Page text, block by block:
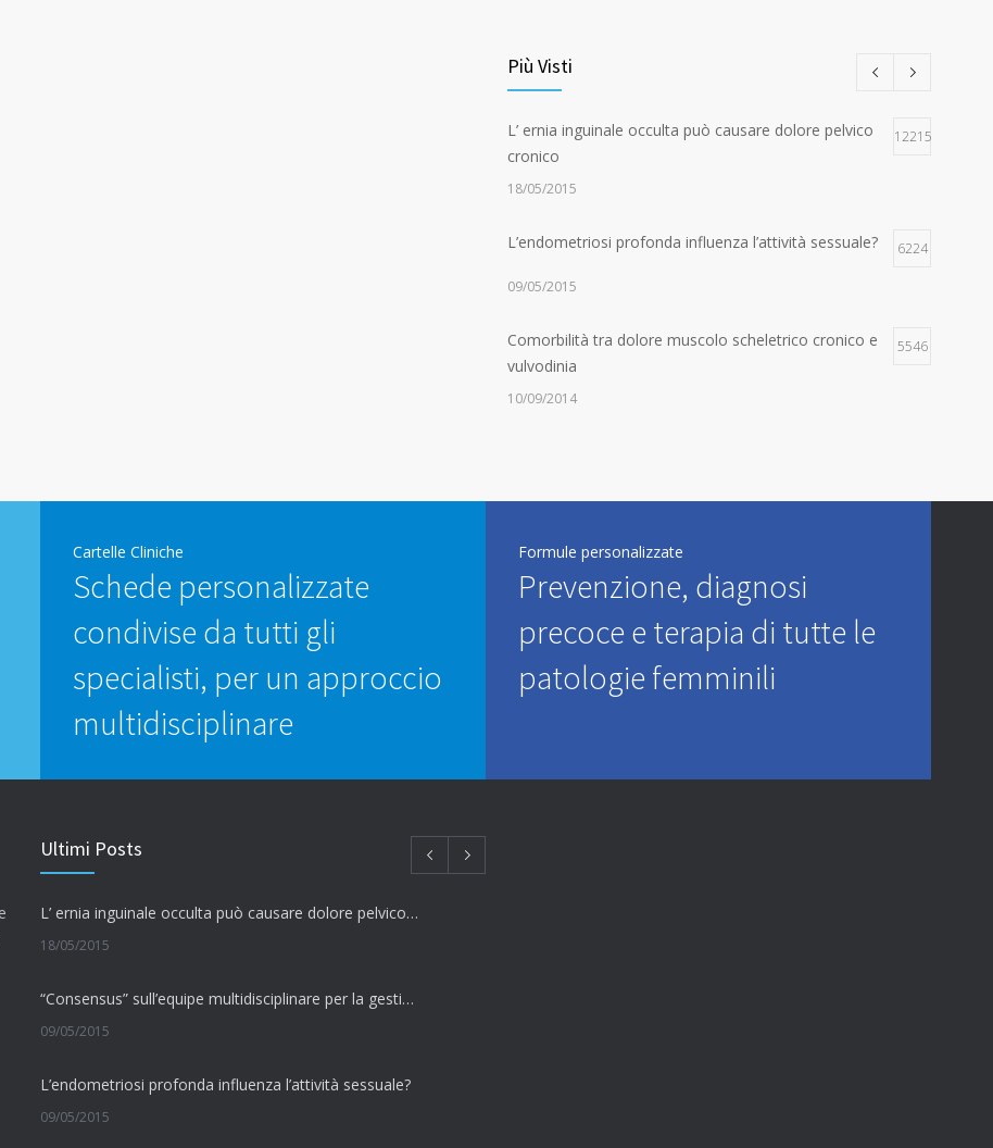
Più Visti
L’ ernia inguinale occulta può causare dolore pelvico
cronico
12215
18/05/2015
L’endometriosi profonda influenza l’attività sessuale? 6224
09/05/2015
Comorbilità tra dolore muscolo scheletrico cronico e
vulvodinia
5546
10/09/2014
La fibromialgia include sintomi cognitivi
11/09/2014
Cartelle Cliniche
Schede personalizzate
condivise da tutti gli
specialisti, per un approccio
multidisciplinare
Formule personalizzate
Prevenzione, diagnosi
precoce e terapia di tutte le
patologie femminili
Ultimi Posts
L’ ernia inguinale occulta può causare dolore pelvico cronico
18/05/2015
“Consensus” sull’equipe multidisciplinare per la gestione del dolore pelvico cronico
09/05/2015
L’endometriosi profonda influenza l’attività sessuale?
09/05/2015